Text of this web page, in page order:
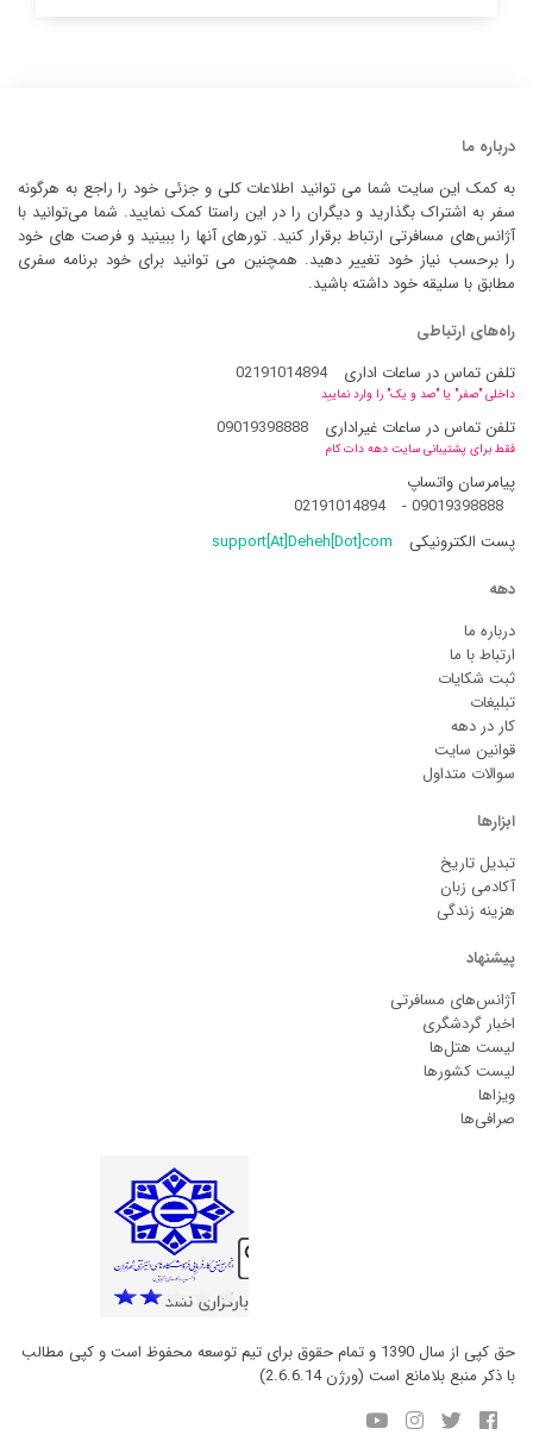
درباره ما
به کمک این سایت شما می توانید اطلاعات کلی و جزئی خود را راجع به هرگونه
سفر به اشتراک بگذارید و دیگران را در این راستا کمک نمایید. شما می‌توانید با
آژانس‌های مسافرتی ارتباط برقرار کنید. تورهای آنها را ببینید و فرصت های خود
را برحسب نیاز خود تغییر دهید. همچنین می توانید برای خود برنامه سفری
مطابق با سلیقه خود داشته باشید.
راه‌های ارتباطی
تلفن تماس در ساعات اداری
02191014894
داخلی "صفر" یا "صد و یک" را وارد نمایید
تلفن تماس در ساعات غیراداری 09019398888
فقط برای پشتیبانی سایت دهه دات کام
پیامرسان واتساپ
09019398888
-
02191014894
پست الکترونیکی
support[At]Deheh[Dot]com
دهه
درباره ما
ارتباط با ما
ثبت شکایات
تبلیغات
کار در دهه
قوانین سایت
سوالات متداول
ابزارها
تبدیل تاریخ
آکادمی زبان
هزینه زندگی
پیشنهاد
آژانس‌های مسافرتی
اخبار گردشگری
لیست هتل‌ها
لیست کشورها
ویزاها
صرافی‌ها
حق کپی از سال 1390 و تمام حقوق برای تیم توسعه محفوظ است و کپی مطالب
با ذکر منبع بلامانع است (ورژن 2.6.6.14)